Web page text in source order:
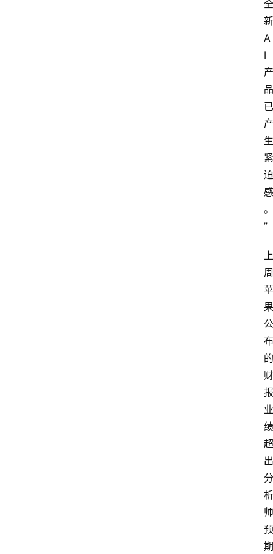
全
新
A
I
产
品
已
产
生
紧
迫
感
。
”
上
周
苹
果
公
布
的
财
报
业
绩
超
出
分
析
师
预
期